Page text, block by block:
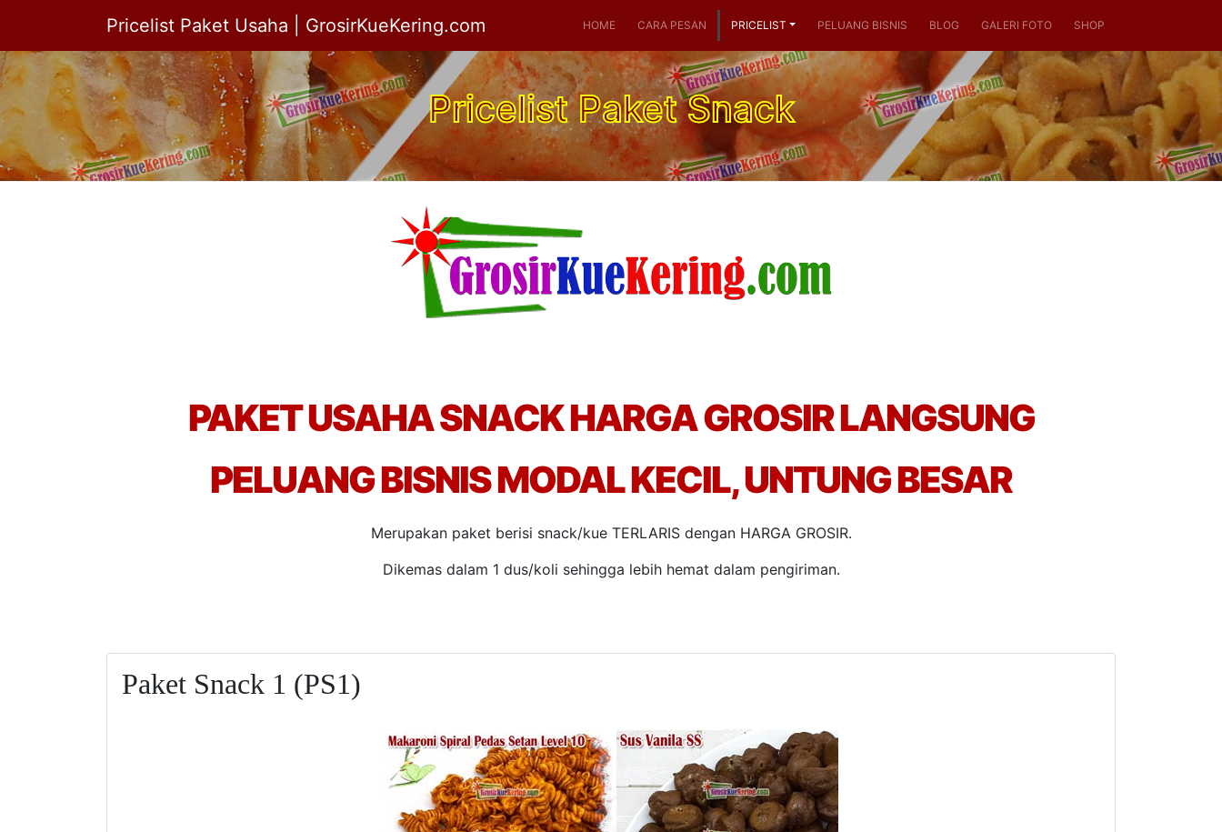
Pricelist Paket Usaha | GrosirKueKering.com HOME CARA PESAN PRICELIST PELUANG BISNIS BLOG GALERI FOTO SHOP
Pricelist Paket Snack
PAKET USAHA SNACK HARGA GROSIR LANGSUNG
PELUANG BISNIS MODAL KECIL, UNTUNG BESAR
Merupakan paket berisi snack/kue TERLARIS dengan HARGA GROSIR.
Dikemas dalam 1 dus/koli sehingga lebih hemat dalam pengiriman.
Paket Snack 1 (PS1)